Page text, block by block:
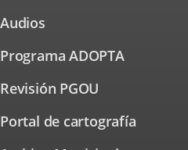
Audios
Programa ADOPTA
Revisión PGOU
Portal de cartografíaEnlace